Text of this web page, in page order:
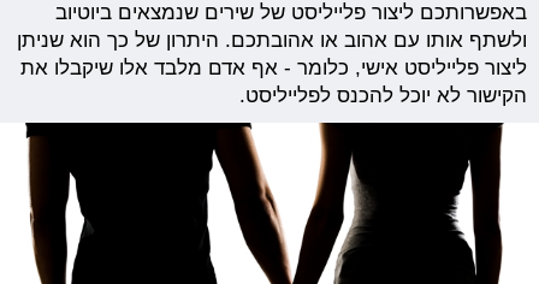
באפשרותכם ליצור פלייליסט של שירים שנמצאים ביוטיוב
ולשתף אותו עם אהוב או אהובתכם. היתרון של כך הוא שניתן
ליצור פלייליסט אישי, כלומר - אף אדם מלבד אלו שיקבלו את
הקישור לא יוכל להכנס לפלייליסט.